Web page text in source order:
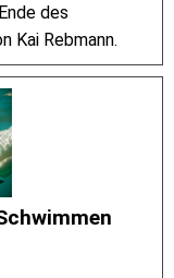
des
Kai Rebmann.